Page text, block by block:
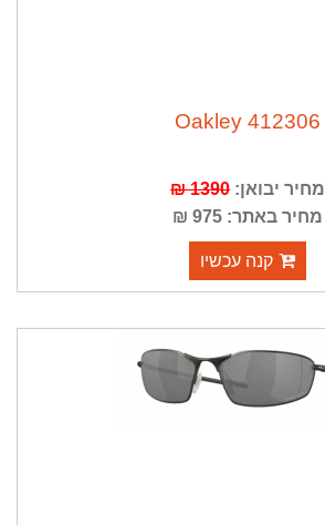
Oakley 412306
מחיר יבואן: 1390 ₪
מחיר באתר: 975 ₪
קנה עכשיו